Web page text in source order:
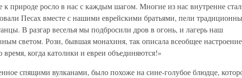
к природе росло в нас с каждым шагом. Многие из нас внутренне
Песах вместе с нашими еврейскими братьями, пели
В разгар веселья мы подбросили дров в огонь, и лагерь наш
светом. Рози, бывшая монахиня, так описала всеобщее
время, когда католики и евреи объединяются!»
спящими вулканами, было похоже на сине-голубое блюдце,